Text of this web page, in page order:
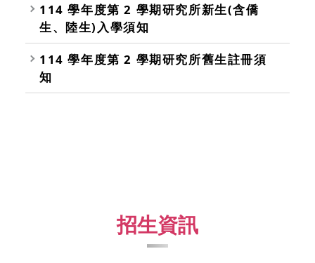
114 學年度第 2 學期研究所新生(含僑
生、陸生)入學須知
114 學年度第 2 學期研究所舊生註冊須
知
招生資訊